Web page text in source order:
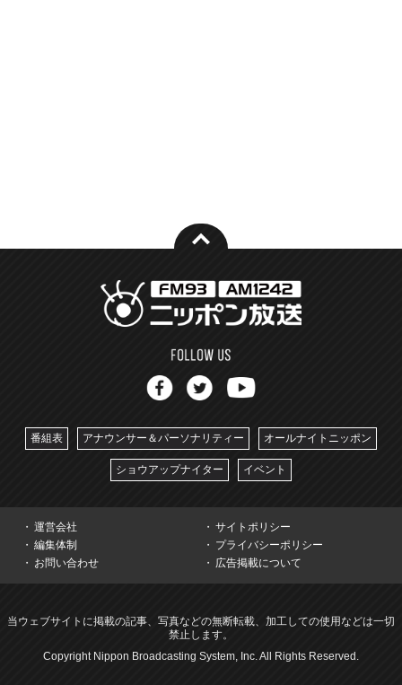
番組表 アナウンサー＆パーソナリティー オールナイトニッポン
ショウアップナイター イベント
運営会社
サイトポリシー
編集体制
プライバシーポリシー
お問い合わせ
広告掲載について
当ウェブサイトに掲載の記事、写真などの無断転載、加工しての使用などは一切
禁止します。
Copyright Nippon Broadcasting System, Inc. All Rights Reserved.